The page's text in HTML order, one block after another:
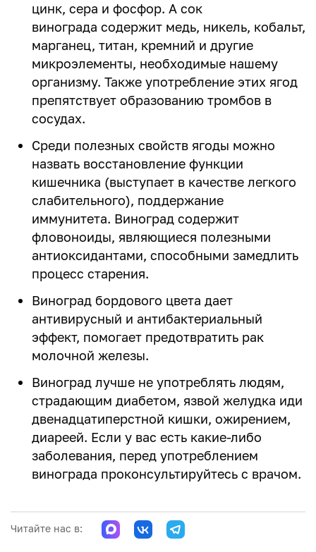
цинк, сера и фосфор. А сок
винограда содержит медь, никель, кобальт,
марганец, титан, кремний и другие
микроэлементы, необходимые нашему
организму. Также употребление этих ягод
препятствует образованию тромбов в
сосудах.
Среди полезных свойств ягоды можно
назвать восстановление функции
кишечника (выступает в качестве легкого
слабительного), поддержание
иммунитета. Виноград содержит
фловоноиды, являющиеся полезными
антиоксидантами, способными замедлить
процесс старения.
Виноград бордового цвета дает
антивирусный и антибактериальный
эффект, помогает предотвратить рак
молочной железы.
Виноград лучше не употреблять людям,
страдающим диабетом, язвой желудка иди
двенадцатиперстной кишки, ожирением,
диареей. Если у вас есть какие-либо
заболевания, перед употреблением
винограда проконсультируйтесь с врачом.
Читайте нас в: